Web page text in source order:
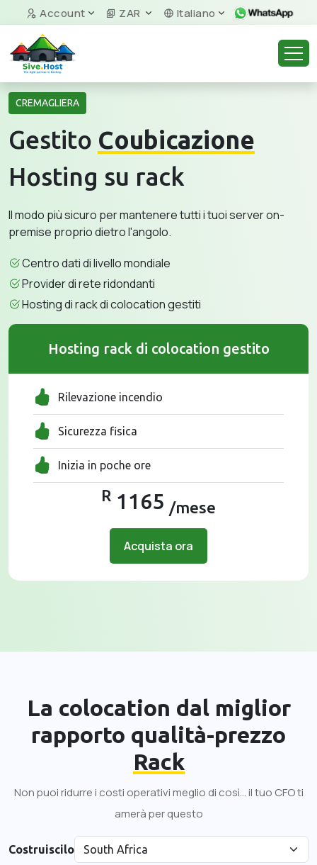
Account ZAR Italiano
CREMAGLIERA
Gestito Coubicazione
Hosting su rack
Il modo più sicuro per mantenere tutti i tuoi server on-
premise proprio dietro l'angolo.
Centro dati di livello mondiale
Provider di rete ridondanti
Hosting di rack di colocation gestiti
Hosting rack di colocation gestito
Rilevazione incendio
Sicurezza fisica
Inizia in poche ore
R 1165 /mese
Acquista ora
La colocation dal miglior
rapporto qualità-prezzo
Rack
Non puoi ridurre i costi operativi meglio di così... il tuo CFO ti
amerà per questo
Costruiscilo